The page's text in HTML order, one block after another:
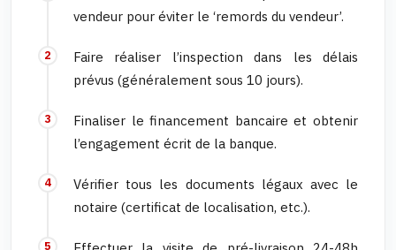
vendeur pour éviter le ‘remords du vendeur’.
Faire réaliser l’inspection dans les délais
prévus (généralement sous 10 jours).
Finaliser le financement bancaire et obtenir
l’engagement écrit de la banque.
Vérifier tous les documents légaux avec le
notaire (certificat de localisation, etc.).